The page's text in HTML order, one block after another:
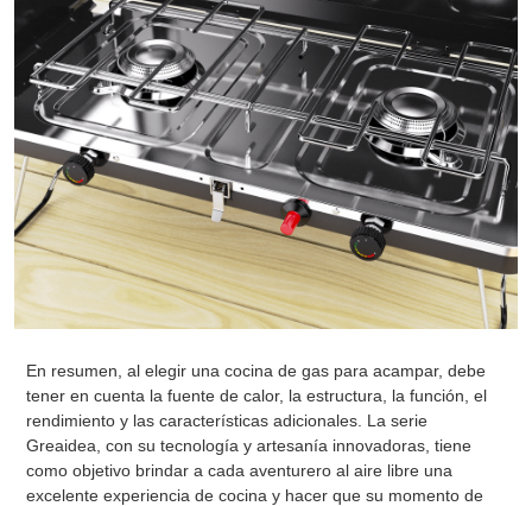
En resumen, al elegir una cocina de gas para acampar, debe
tener en cuenta la fuente de calor, la estructura, la función, el
rendimiento y las características adicionales. La serie
Greaidea, con su tecnología y artesanía innovadoras, tiene
como objetivo brindar a cada aventurero al aire libre una
excelente experiencia de cocina y hacer que su momento de